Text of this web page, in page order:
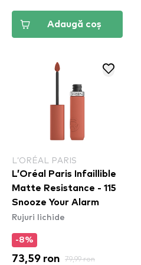
Adaugă coș
L’ORÉAL PARIS
L’Oréal Paris Infaillible
Matte Resistance - 115
Snooze Your Alarm
Rujuri lichide
-8%
73,59 ron 79,99 ron